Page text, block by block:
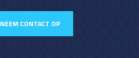
NEEM CONTACT OP